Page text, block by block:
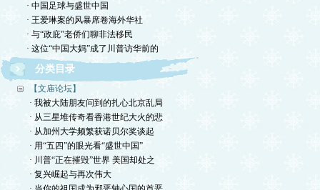
· 中国足球与盛世中国
· 王爱琳案的风暴席卷海外华社
· 与“政庇”老侨们聊非法移民
· 这位“中国大妈”成了川普访华前的
分类目录
【文庙论坛】
· 我被大陆朋友问到的扎心北京乱局
· 从三星堆传奇看香港世纪大火的悲
· 从加州大学频繁获诺贝尔奖谈起
· 用“五四”的眼光看“盛世中国”
· 川普“正在摧毁”世界 美国却处之
· 复兴崛起与再次伟大